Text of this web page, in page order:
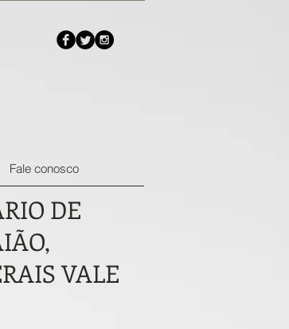
Fale conosco
DE
VALE